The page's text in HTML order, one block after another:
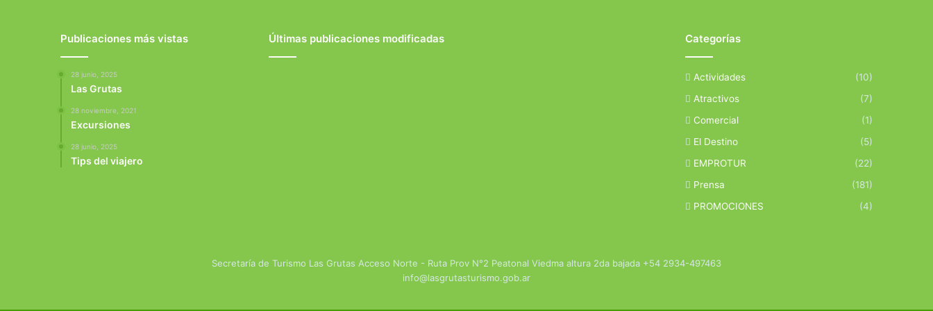
Publicaciones más vistas
28 junio, 2025
Las Grutas
28 noviembre, 2021
Excursiones
28 junio, 2025
Tips del viajero
Últimas publicaciones modificadas Categorías
Actividades
(10)
Atractivos
(7)
Comercial
(1)
El Destino
(5)
EMPROTUR
(22)
Prensa
(181)
PROMOCIONES
(4)
Secretaría de Turismo Las Grutas Acceso Norte - Ruta Prov N°2 Peatonal Viedma altura 2da bajada +54 2934-497463
info@lasgrutasturismo.gob.ar